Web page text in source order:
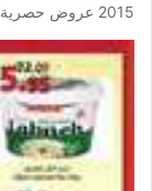
2015 عروض حصرية اليوم 23 محرم من عام 1437 هجري والتي…